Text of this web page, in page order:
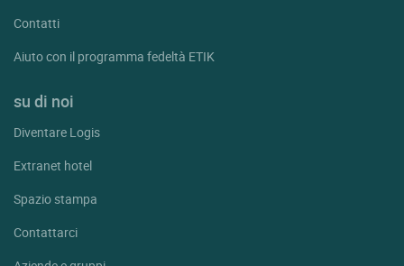
Contatti
Aiuto con il programma fedeltà ETIK
su di noi
Diventare Logis
Extranet hotel
Spazio stampa
Contattarci